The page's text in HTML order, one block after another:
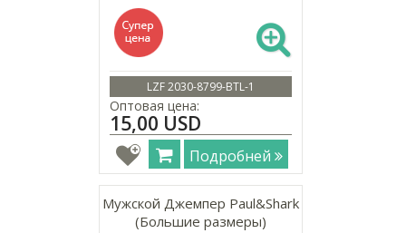
LZF 2030-8799-BTL-1
Оптовая цена:
15,00 USD
Подробней
Мужской Джемпер Paul&Shark
(Большие размеры)